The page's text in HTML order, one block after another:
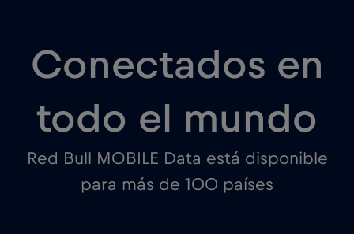
Conectados en
todo el mundo
Red Bull MOBILE Data está disponible
para más de 100 países